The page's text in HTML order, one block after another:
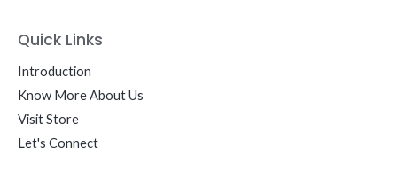
Quick Links
Introduction
Know More About Us
Visit Store
Let's Connect